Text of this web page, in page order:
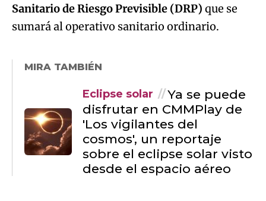
Sanitario de Riesgo Previsible (DRP) que se
sumará al operativo sanitario ordinario.
MIRA TAMBIÉN
Eclipse solar
Ya se puede
disfrutar en CMMPlay de
'Los vigilantes del
cosmos', un reportaje
sobre el eclipse solar visto
desde el espacio aéreo